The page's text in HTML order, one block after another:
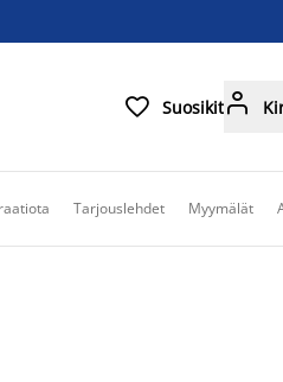
 Suosikit
Tarjouslehdet Myymälät